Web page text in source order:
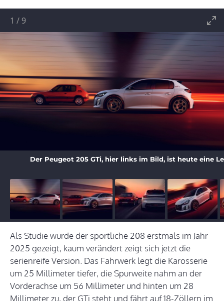
Der Peugeot 205 GTi, hier links im Bild, ist heute eine
1 / 9
Als Studie wurde der sportliche 208 erstmals im Jahr
2025 gezeigt, kaum verändert zeigt sich jetzt die
serienreife Version. Das Fahrwerk legt die Karosserie
um 25 Millimeter tiefer, die Spurweite nahm an der
Vorderachse um 56 Millimeter und hinten um 28
Millimeter zu, der GTi steht und fährt auf 18-Zöllern im